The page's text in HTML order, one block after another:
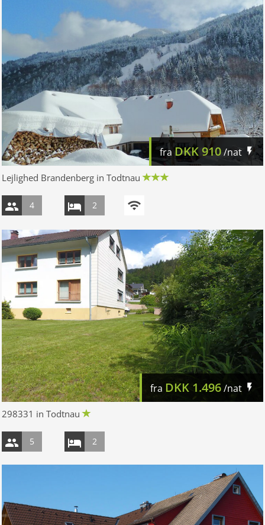
fraDKK910/nat
Lejlighed Brandenberg in Todtnau
4 2
fra DKK 1.496/nat
298331 in Todtnau
5 2